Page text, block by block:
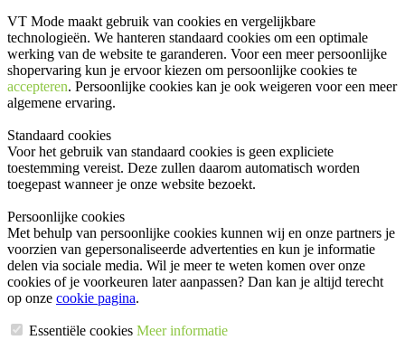
VT Mode maakt gebruik van cookies en vergelijkbare
technologieën. We hanteren standaard cookies om een optimale
werking van de website te garanderen. Voor een meer persoonlijke
shopervaring kun je ervoor kiezen om persoonlijke cookies te
accepteren. Persoonlijke cookies kan je ook weigeren voor een meer
algemene ervaring.
Standaard cookies
Voor het gebruik van standaard cookies is geen expliciete
toestemming vereist. Deze zullen daarom automatisch worden
toegepast wanneer je onze website bezoekt.
Persoonlijke cookies
Met behulp van persoonlijke cookies kunnen wij en onze partners je
voorzien van gepersonaliseerde advertenties en kun je informatie
delen via sociale media. Wil je meer te weten komen over onze
cookies of je voorkeuren later aanpassen? Dan kan je altijd terecht
op onze cookie pagina.
Essentiële cookies Meer informatie